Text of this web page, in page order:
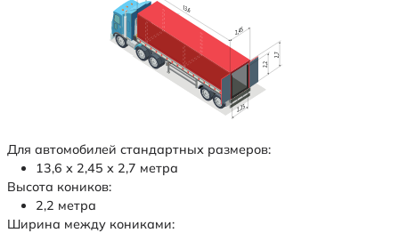
Для автомобилей стандартных размеров:
13,6 х 2,45 х 2,7 метра
Высота коников:
2,2 метра
Ширина между кониками: